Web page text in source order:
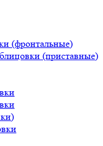
(фронтальные)
(приставные)